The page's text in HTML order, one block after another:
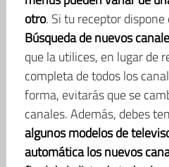
otro. Si tu receptor
Búsqueda de nuevos
que la utilices, en lugar de
completa de todos los
forma, evitarás que se
canales. Además, debes
algunos modelos de
automática los nuevos